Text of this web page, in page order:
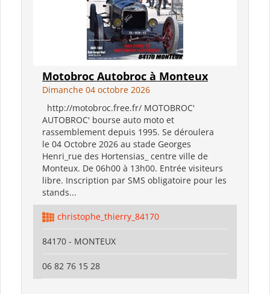
Motobroc Autobroc à Monteux
Dimanche 04 octobre 2026
http://motobroc.free.fr/ MOTOBROC'
AUTOBROC' bourse auto moto et
rassemblement depuis 1995. Se déroulera
le 04 Octobre 2026 au stade Georges
Henri_rue des Hortensias_ centre ville de
Monteux. De 06h00 à 13h00. Entrée visiteurs
libre. Inscription par SMS obligatoire pour les
stands...
christophe_thierry_84170
84170 - MONTEUX
06 82 76 15 28